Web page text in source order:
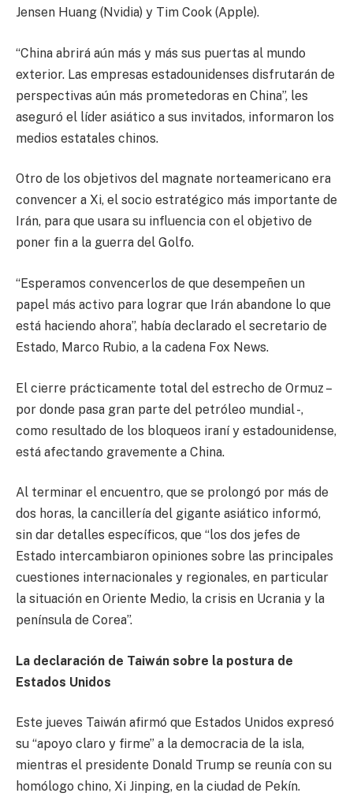
Jensen Huang (Nvidia) y Tim Cook (Apple).
“China abrirá aún más y más sus puertas al mundo
exterior. Las empresas estadounidenses disfrutarán de
perspectivas aún más prometedoras en China”, les
aseguró el líder asiático a sus invitados, informaron los
medios estatales chinos.
Otro de los objetivos del magnate norteamericano era
convencer a Xi, el socio estratégico más importante de
Irán, para que usara su influencia con el objetivo de
poner fin a la guerra del Golfo.
“Esperamos convencerlos de que desempeñen un
papel más activo para lograr que Irán abandone lo que
está haciendo ahora”, había declarado el secretario de
Estado, Marco Rubio, a la cadena Fox News.
El cierre prácticamente total del estrecho de Ormuz –
por donde pasa gran parte del petróleo mundial -,
como resultado de los bloqueos iraní y estadounidense,
está afectando gravemente a China.
Al terminar el encuentro, que se prolongó por más de
dos horas, la cancillería del gigante asiático informó,
sin dar detalles específicos, que “los dos jefes de
Estado intercambiaron opiniones sobre las principales
cuestiones internacionales y regionales, en particular
la situación en Oriente Medio, la crisis en Ucrania y la
península de Corea”.
La declaración de Taiwán sobre la postura de
Estados Unidos
Este jueves Taiwán afirmó que Estados Unidos expresó
su “apoyo claro y firme” a la democracia de la isla,
mientras el presidente Donald Trump se reunía con su
homólogo chino, Xi Jinping, en la ciudad de Pekín.